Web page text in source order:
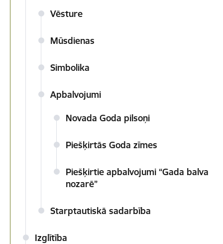
Vēsture
Mūsdienas
Simbolika
Apbalvojumi
Novada Goda pilsoņi
Piešķirtās Goda zīmes
Piešķirtie apbalvojumi “Gada balva
nozarē”
Starptautiskā sadarbība
Izglītība